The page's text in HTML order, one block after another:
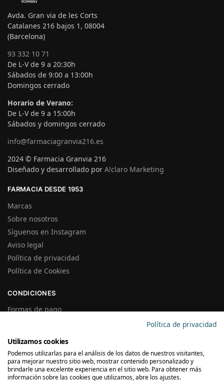
Avda. Gran via de les Corts
Catalanes 216 bajos 1, 08004
(Barcelona)
93 332 10 71
De L-V de 9 a 20:30h
Sábados de 9:00 a 13:00h
Domingos cerrado
Horario de Verano:
De L-V de 9 a 15:00h
Sábados y domingos cerrado
info@farmaciagranvia216.es
2024 © Farmacia Granvia 216
Diseñado y desarrollado por A!claro Marketing
FARMACIA DESDE 1953
Marcas
Sobre nosotros
Síguenos en Instagram
Aviso legal
Política de privacidad
Política de Cookies
CONDICIONES
Formas de pago
Precios y Disponibilidad
Garantías y Devoluciones
SUSCRÍBETE A LA NEWSLETTER
Política de privacidad
Utilizamos cookies
Podemos utilizarlas para el análisis de los datos de nuestros visitantes,
para mejorar nuestro sitio web, mostrar contenido personalizado y
brindarle una excelente experiencia en el sitio web. Para obtener más
información sobre las cookies que utilizamos, abre los ajustes.